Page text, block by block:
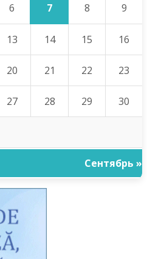
6 7 8 9
13 14 15 16
20 21 22 23
27 28 29 30
Сентябрь »